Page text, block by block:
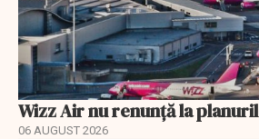
Wizz Air nu renunță la
06 AUGUST 2026